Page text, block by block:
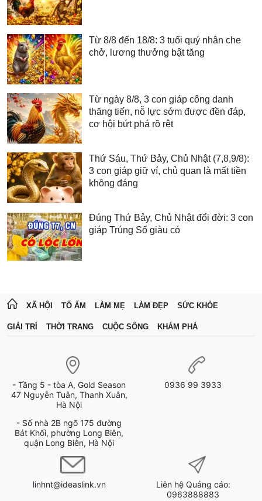
Từ 8/8 đến 18/8: 3 tuổi quý nhân che
chở, lương thưởng bật tăng
Từ ngày 8/8, 3 con giáp công danh
thăng tiến, nỗ lực sớm được đền đáp,
cơ hội bứt phá rõ rệt
Thứ Sáu, Thứ Bảy, Chủ Nhật (7,8,9/8):
3 con giáp giữ ví, chủ quan là mất tiền
không đáng
Đúng Thứ Bảy, Chủ Nhật đổi đời: 3 con
giáp Trúng Số giàu có
XÃ HỘI TỔ ẤM LÀM MẸ LÀM ĐẸP SỨC KHỎE
GIẢI TRÍ THỜI TRANG CUỘC SỐNG KHÁM PHÁ
- Tầng 5 - tòa A, Gold Season
47 Nguyễn Tuân, Thanh Xuân,
Hà Nội
- Số nhà 2B ngõ 175 đường
Bát Khối, phường Long Biên,
quận Long Biên, Hà Nội
0936 99 3933
linhnt@ideaslink.vn
Liên hệ Quảng cáo:
0963888883